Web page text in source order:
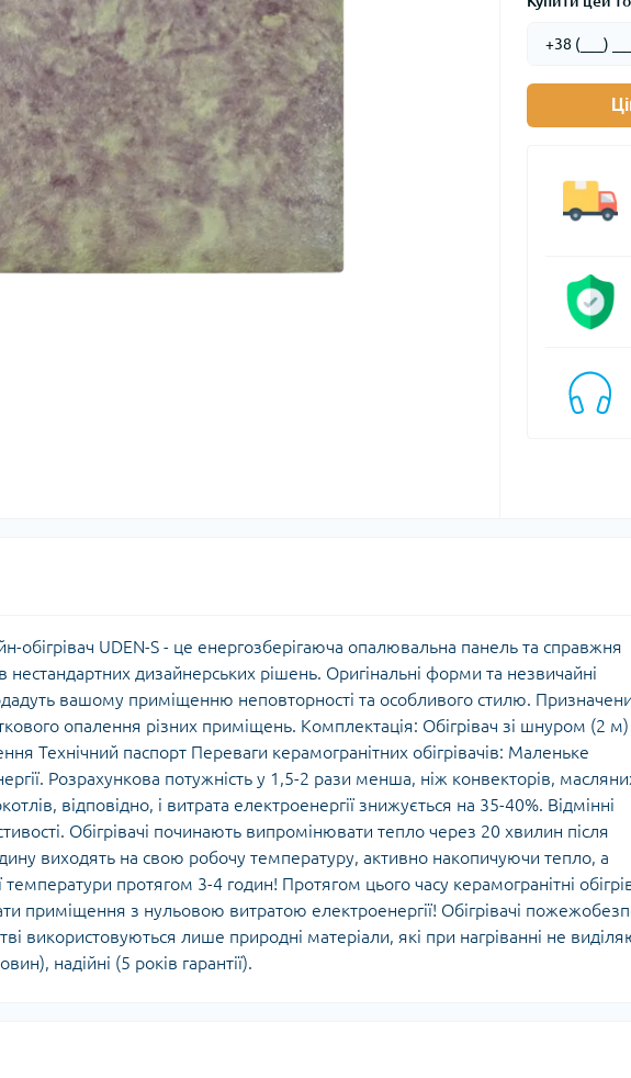
обігрівач UDEN-S - це енергозберігаюча опалювальна панель та справжня
нестандартних дизайнерських рішень. Оригінальні форми та незвичайні
вашому приміщенню неповторності та особливого стилю.
опалення різних приміщень. Комплектація: Обігрівач зі шнуром (2 м)
Технічний паспорт Переваги керамогранітних обігрівачів: Маленьке
Розрахункова потужність у 1,5-2 рази менша, ніж конвекторів,
відповідно, і витрата електроенергії знижується на 35-40%. Відмінні
Обігрівачі починають випромінювати тепло через 20 хвилин після
виходять на свою робочу температуру, активно накопичуючи тепло, а
температури протягом 3-4 годин! Протягом цього часу керамогранітні
приміщення з нульовою витратою електроенергії! Обігрівачі
використовуються лише природні матеріали, які при нагріванні не
надійні (5 років гарантії).